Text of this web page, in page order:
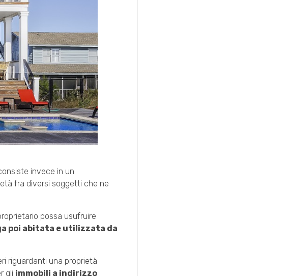
invece in un
fra diversi soggetti che ne
possa usufruire
poi abitata e utilizzata da
riguardanti una proprietà
gli immobili a indirizzo